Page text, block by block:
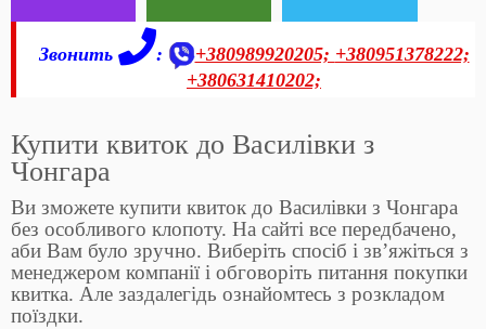
Звонить : +380989920205; +380951378222;
+380631410202;
Купити квиток до Василівки з
Чонгара
Ви зможете купити квиток до Василівки з Чонгара
без особливого клопоту. На сайті все передбачено,
аби Вам було зручно. Виберіть спосіб і зв’яжіться з
менеджером компанії і обговоріть питання покупки
квитка. Але заздалегідь ознайомтесь з розкладом
поїздки.